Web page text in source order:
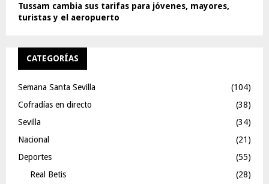
Tussam cambia sus tarifas para jóvenes, mayores,
turistas y el aeropuerto
CATEGORÍAS
Semana Santa Sevilla
(104)
Cofradías en directo
(38)
Sevilla
(34)
Nacional
(21)
Deportes
(55)
Real Betis
(28)